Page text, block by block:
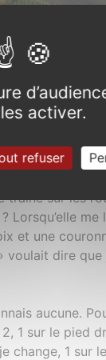
femme toute
traîne sur les
Lorsqu’elle me
et une
voulait dire que
aucune.
1 sur le pied
change, 1 sur
activer.
refuser